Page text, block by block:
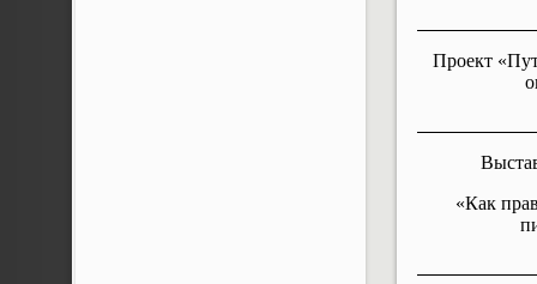
Проект
«Как